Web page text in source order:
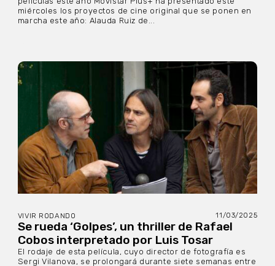
miércoles los proyectos de cine original que se ponen en
marcha este año: Alauda Ruiz de...
VIVIR RODANDO 11/03/2025
Se rueda ‘Golpes’, un thriller de Rafael
Cobos interpretado por Luis Tosar
El rodaje de esta película, cuyo director de fotografía es
Sergi Vilanova, se prolongará durante siete semanas entre